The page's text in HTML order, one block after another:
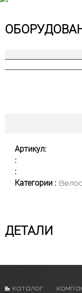
Артикул:
:
:
Категории :
ДЕТАЛИ
каталог